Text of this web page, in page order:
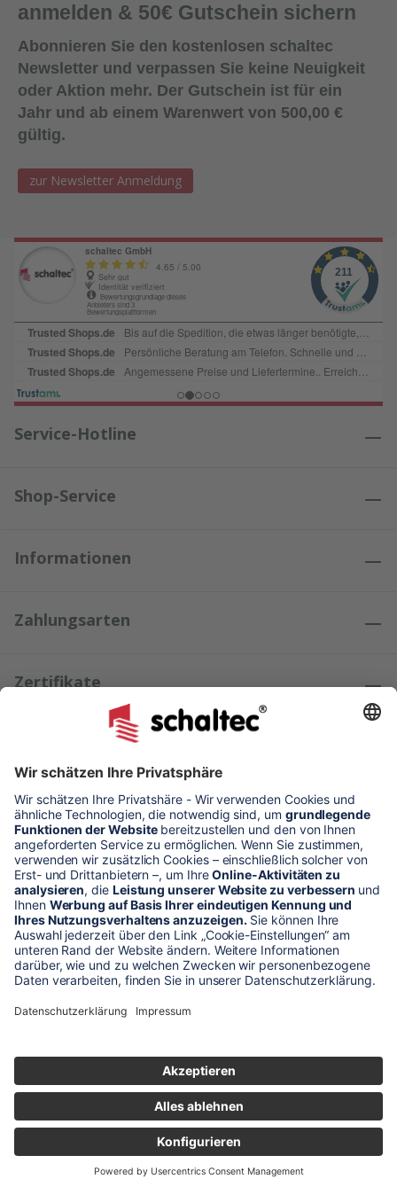
anmelden & 50€ Gutschein sichern
Abonnieren Sie den kostenlosen schaltec
Newsletter und verpassen Sie keine Neuigkeit
oder Aktion mehr. Der Gutschein ist für ein
Jahr und ab einem Warenwert von 500,00 €
gültig.
zur Newsletter Anmeldung
Service-Hotline
Shop-Service
Informationen
Zahlungsarten
Zertifikate
Kundenmeinungen
* Alle Preise verstehen sich zzgl. Mehrwertsteuer und Versandkosten
Unser Shop-Angebot richtet sich nur an gewerbliche
** LP = Listenneupreis (netto) des Herstellers
Mitarbeitern bearbeitet. Sie erhalten in jedem Fall ein Angebot bzw.
eine Auftragsbestätigung.
Produktabbildungen von Gebrauchtartikeln entsprechen nicht immer
der vorrätigen Ware - sie können ähnliche Produkte zeigen.
© 2026 schaltec GmbH |Impressum